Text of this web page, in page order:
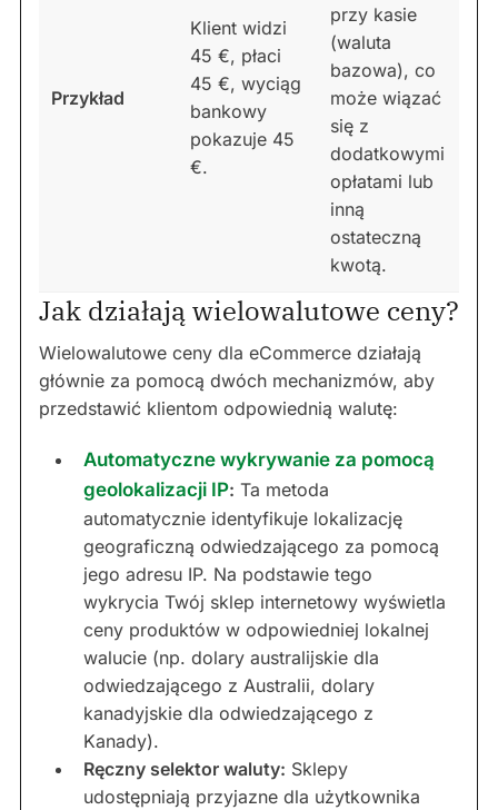
Przykład
Klient widzi
45 €, płaci
45 €, wyciąg
bankowy
pokazuje 45
€.
przy kasie
(waluta
bazowa), co
może wiązać
się z
dodatkowymi
opłatami lub
inną
ostateczną
kwotą.
Jak działają wielowalutowe ceny?
Wielowalutowe ceny dla eCommerce działają
głównie za pomocą dwóch mechanizmów, aby
przedstawić klientom odpowiednią walutę:
Automatyczne wykrywanie za pomocą
geolokalizacji IP: Ta metoda
automatycznie identyfikuje lokalizację
geograficzną odwiedzającego za pomocą
jego adresu IP. Na podstawie tego
wykrycia Twój sklep internetowy wyświetla
ceny produktów w odpowiedniej lokalnej
walucie (np. dolary australijskie dla
odwiedzającego z Australii, dolary
kanadyjskie dla odwiedzającego z
Kanady).
Ręczny selektor waluty: Sklepy
udostępniają przyjazne dla użytkownika